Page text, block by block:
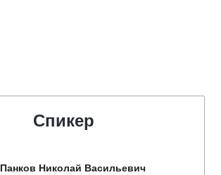
Спикер
Панков Николай Васильевич